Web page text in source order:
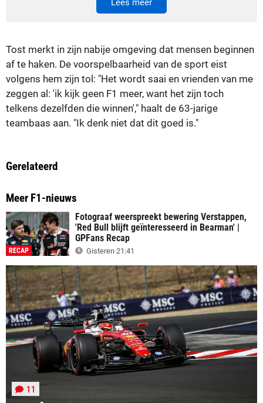
Lees meer
Tost merkt in zijn nabije omgeving dat mensen beginnen
af te haken. De voorspelbaarheid van de sport eist
volgens hem zijn tol: "Het wordt saai en vrienden van me
zeggen al: 'ik kijk geen F1 meer, want het zijn toch
telkens dezelfden die winnen'," haalt de 63-jarige
teambaas aan. "Ik denk niet dat dit goed is."
Gerelateerd
Meer F1-nieuws
RECAP
Fotograaf weerspreekt bewering Verstappen,
'Red Bull blijft geïnteresseerd in Bearman' |
GPFans Recap
Gisteren 21:41
11